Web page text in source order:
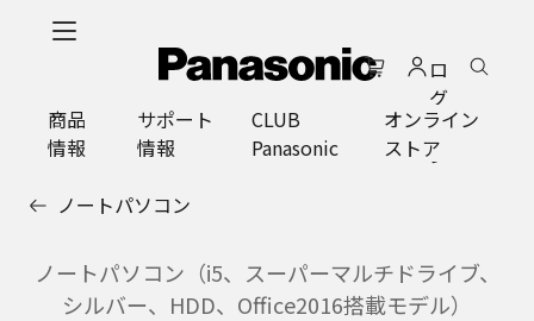
ロ
グ
イ
ン
商品
情報
サポート
情報
CLUB
Panasonic
オンライン
ストア
ノートパソコン
ノートパソコン（i5、スーパーマルチドライブ、
シルバー、HDD、Office2016搭載モデル）